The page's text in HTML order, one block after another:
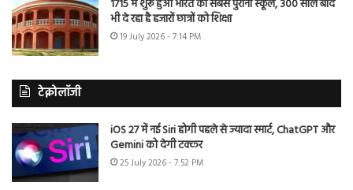
1715 में शुरू हुआ भारत का सबसे पुराना स्कूल, 300 साल बाद
भी दे रहा है हजारों छात्रों को शिक्षा
19 July 2026 - 7:14 PM
टेक्नोलॉजी
iOS 27 में नई Siri होगी पहले से ज्यादा स्मार्ट, ChatGPT और
Gemini को देगी टक्कर
25 July 2026 - 7:52 PM